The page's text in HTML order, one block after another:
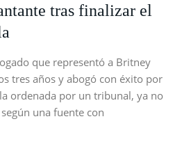
tras finalizar el
que representó a Britney
tres años y abogó con éxito por
ordenada por un tribunal, ya no
una fuente con